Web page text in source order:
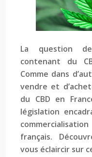
La question
contenant du
Comme dans
vendre et
du CBD en
législation
français.
vous éclaircir sur